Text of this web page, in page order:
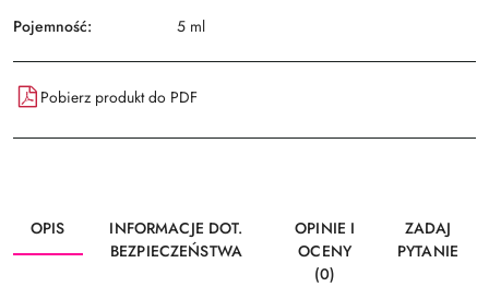
Pojemność: 5 ml
Pobierz produkt do PDF
OPIS
INFORMACJE DOT.
BEZPIECZEŃSTWA
OPINIE I
OCENY
(0)
ZADAJ
PYTANIE